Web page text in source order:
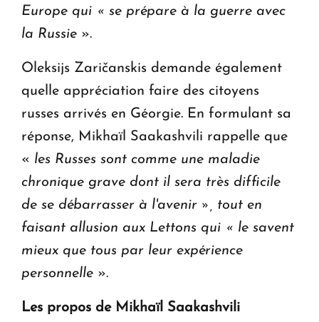
Europe qui « se prépare à la guerre avec
la Russie ».
Oleksijs Zaričanskis demande également
quelle appréciation faire des citoyens
russes arrivés en Géorgie. En formulant sa
réponse, Mikhaïl Saakashvili rappelle que
« les Russes sont comme une maladie
chronique grave dont il sera très difficile
de se débarrasser à l'avenir », tout en
faisant allusion aux Lettons qui « le savent
mieux que tous par leur expérience
personnelle ».
Les propos de Mikhaïl Saakashvili